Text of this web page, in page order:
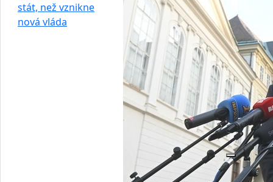
stát, než vznikne
nová vláda